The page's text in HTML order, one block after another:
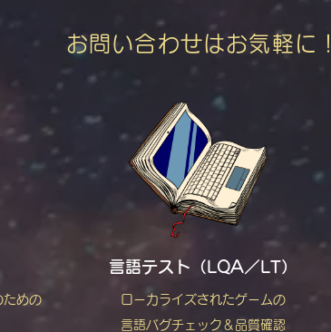
お問い合わせはお気軽に！
ための
言語テスト（LQA／LT）
ローカライズされたゲームの
言語バグチェック＆品質確認